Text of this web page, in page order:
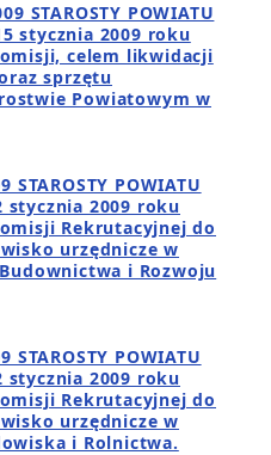
STAROSTY POWIATU
stycznia 2009 roku
celem likwidacji
sprzętu
Powiatowym w
POWIATU
stycznia 2009 roku
Rekrutacyjnej do
urzędnicze w
i Rozwoju
POWIATU
stycznia 2009 roku
Rekrutacyjnej do
urzędnicze w
i Rolnictwa.